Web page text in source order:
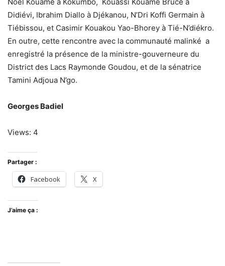
Didiévi, Ibrahim Diallo à Djékanou, N’Dri Koffi Germain à
Tiébissou, et Casimir Kouakou Yao-Bhorey à Tié-N’diékro.
En outre, cette rencontre avec la communauté malinké a
enregistré la présence de la ministre-gouverneure du
District des Lacs Raymonde Goudou, et de la sénatrice
Tamini Adjoua N’go.
Georges Badiel
Views: 4
Partager :
Facebook X
J’aime ça :